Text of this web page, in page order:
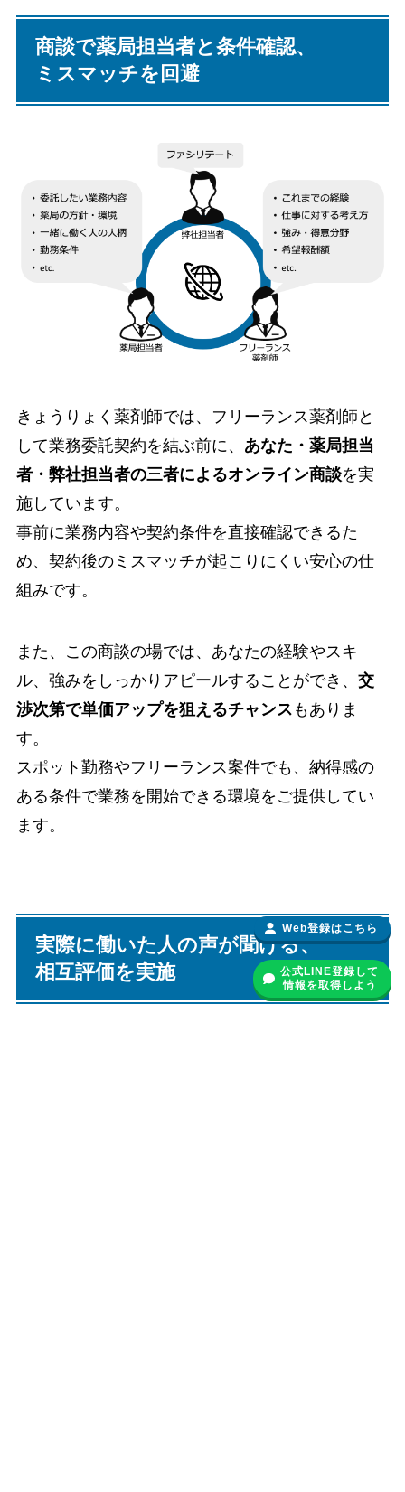
商談で薬局担当者と条件確認、
ミスマッチを回避
きょうりょく薬剤師では、フリーランス薬剤師と
して業務委託契約を結ぶ前に、 あなた・薬局担当
者・弊社担当者の三者によるオンライン商談を実
施しています。
事前に業務内容や契約条件を直接確認できるた
め、契約後のミスマッチが起こりにくい安心の仕
組みです。
また、この商談の場では、あなたの経験やスキ
ル、強みをしっかりアピールすることができ、 交
渉次第で単価アップを狙えるチャンス もありま
す。
スポット勤務やフリーランス案件でも、納得感の
ある条件で業務を開始できる環境をご提供してい
ます。
実際に働いた人の声が聞ける、
相互評価を実施
Web登録はこちら
公式LINE登録して
情報を取得しよう